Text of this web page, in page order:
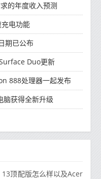
的年度收入预测
电功能
期已公布
Duo更新
888处理器一起发布
脑获得全新升级
顶配版怎么样以及Acer